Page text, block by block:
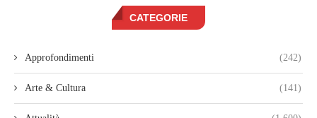
CATEGORIE
Approfondimenti (242)
Arte & Cultura (141)